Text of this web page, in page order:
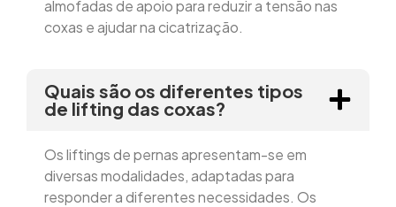
almofadas de apoio para reduzir a tensão nas
coxas e ajudar na cicatrização.
Quais são os diferentes tipos
de lifting das coxas?
Os liftings de pernas apresentam-se em
diversas modalidades, adaptadas para
responder a diferentes necessidades. Os